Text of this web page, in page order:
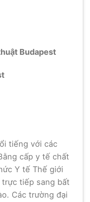
Budapest
tiếng với các
cấp y tế chất
Y tế Thế giới
tiếp sang bất
Các trường đại